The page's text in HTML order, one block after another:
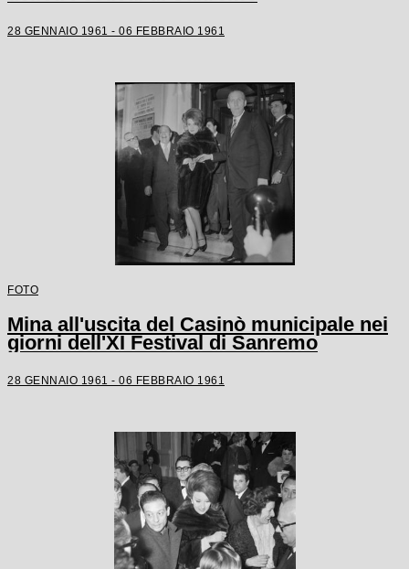
28 GENNAIO 1961 - 06 FEBBRAIO 1961
FOTO
Mina all'uscita del Casinò municipale nei
giorni dell'XI Festival di Sanremo
28 GENNAIO 1961 - 06 FEBBRAIO 1961